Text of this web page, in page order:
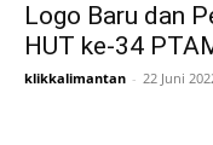
Logo Baru dan
HUT ke-34
klikkalimantan - 22 Juni